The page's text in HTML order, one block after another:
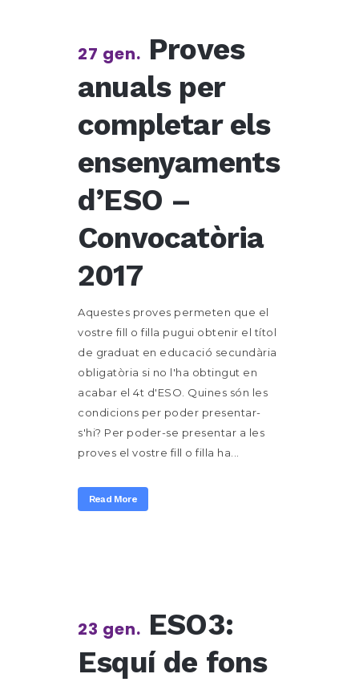
27 gen. Proves
anuals per
completar els
ensenyaments
d’ESO –
Convocatòria
2017
Aquestes proves permeten que el
vostre fill o filla pugui obtenir el títol
de graduat en educació secundària
obligatòria si no l'ha obtingut en
acabar el 4t d'ESO. Quines són les
condicions per poder presentar-
s'hi? Per poder-se presentar a les
proves el vostre fill o filla ha...
Read More
23 gen. ESO3:
Esquí de fons